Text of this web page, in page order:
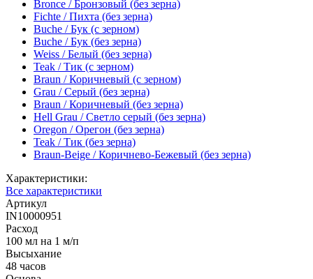
Bronce / Бронзовый (без зерна)
Fichte / Пихта (без зерна)
Buche / Бук (с зерном)
Buche / Бук (без зерна)
Weiss / Белый (без зерна)
Teak / Тик (с зерном)
Braun / Коричневый (с зерном)
Grau / Серый (без зерна)
Braun / Коричневый (без зерна)
Hell Grau / Светло серый (без зерна)
Oregon / Орегон (без зерна)
Teak / Тик (без зерна)
Braun-Beige / Коричнево-Бежевый (без зерна)
Характеристики:
Все характеристики
Артикул
IN10000951
Расход
100 мл на 1 м/п
Высыхание
48 часов